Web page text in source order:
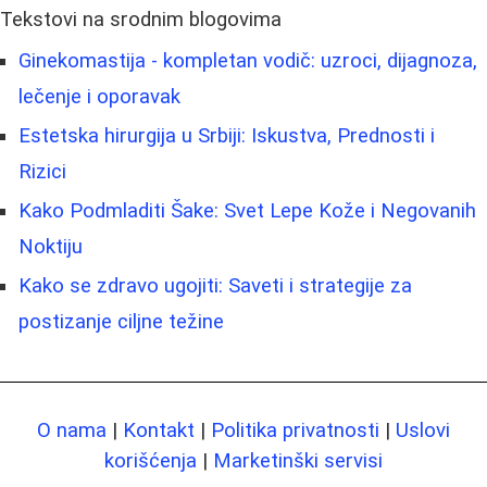
Tekstovi na srodnim blogovima
Ginekomastija - kompletan vodič: uzroci, dijagnoza,
lečenje i oporavak
Estetska hirurgija u Srbiji: Iskustva, Prednosti i
Rizici
Kako Podmladiti Šake: Svet Lepe Kože i Negovanih
Noktiju
Kako se zdravo ugojiti: Saveti i strategije za
postizanje ciljne težine
O nama | Kontakt | Politika privatnosti | Uslovi
korišćenja | Marketinški servisi